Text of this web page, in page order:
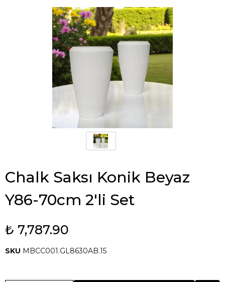
Chalk Saksı Konik Beyaz
Y86-70cm 2'li Set
₺ 7,787.90
SKU MBCC001.GL8630AB.15